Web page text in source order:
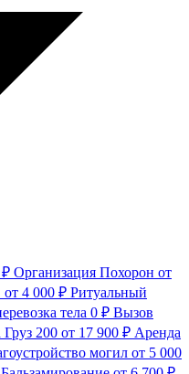
₽ Организация Похорон от
от 4 000 ₽ Ритуальный
тела 0 ₽ Вызов
Груз 200 от 17 900 ₽ Аренда
могил от 5 000